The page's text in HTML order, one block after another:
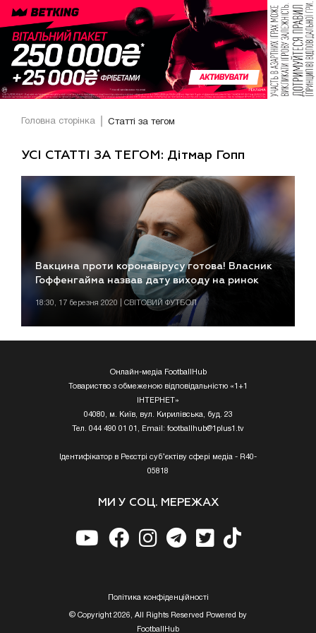
Головна сторінка Статті за тегом
УСІ СТАТТІ ЗА ТЕГОМ: Дітмар Гопп
Вакцина проти коронавірусу готова! Власник
Гоффенгайма назвав дату виходу на ринок
18:30, 17 березня 2020 | СВІТОВИЙ ФУТБОЛ
Онлайн-медіа FootballHub
Товариство з обмеженою відповідальністю «1+1
ІНТЕРНЕТ»
04080, м. Київ, вул. Кирилівська, буд. 23
Тел. 044 490 01 01, Email: footballhub@1plus1.tv
Ідентифікатор в Реєстрі суб’єктіву сфері медіа - R40-
05818
МИ У СОЦ. МЕРЕЖАХ
Полiтика конфiденцiйностi
© Copyright 2026, All Rights Reserved Powered by
FootballHub